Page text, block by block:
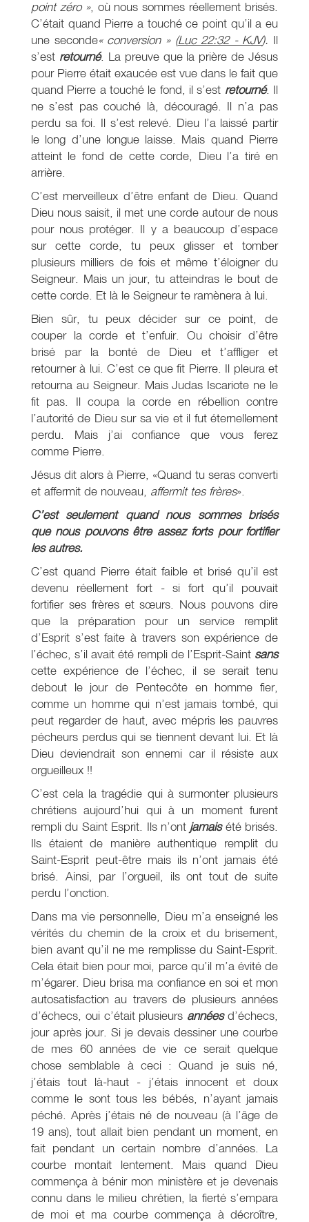
point zéro », où nous sommes réellement brisés.
C’était quand Pierre a touché ce point qu’il a eu
une seconde« conversion » (Luc 22:32 - KJV). Il
s’est retourné. La preuve que la prière de Jésus
pour Pierre était exaucée est vue dans le fait que
quand Pierre a touché le fond, il s’est retourné. Il
ne s’est pas couché là, découragé. Il n’a pas
perdu sa foi. Il s’est relevé. Dieu l’a laissé partir
le long d’une longue laisse. Mais quand Pierre
atteint le fond de cette corde, Dieu l’a tiré en
arrière.
C’est merveilleux d’être enfant de Dieu. Quand
Dieu nous saisit, il met une corde autour de nous
pour nous protéger. Il y a beaucoup d’espace
sur cette corde, tu peux glisser et tomber
plusieurs milliers de fois et même t’éloigner du
Seigneur. Mais un jour, tu atteindras le bout de
cette corde. Et là le Seigneur te ramènera à lui.
Bien sûr, tu peux décider sur ce point, de
couper la corde et t’enfuir. Ou choisir d’être
brisé par la bonté de Dieu et t’affliger et
retourner à lui. C’est ce que fit Pierre. Il pleura et
retourna au Seigneur. Mais Judas Iscariote ne le
fit pas. Il coupa la corde en rébellion contre
l’autorité de Dieu sur sa vie et il fut éternellement
perdu. Mais j’ai confiance que vous ferez
comme Pierre.
Jésus dit alors à Pierre, «Quand tu seras converti
et affermit de nouveau, affermit tes frères».
C’est seulement quand nous sommes brisés
que nous pouvons être assez forts pour fortifier
les autres.
C’est quand Pierre était faible et brisé qu’il est
devenu réellement fort - si fort qu’il pouvait
fortifier ses frères et sœurs. Nous pouvons dire
que la préparation pour un service remplit
d’Esprit s’est faite à travers son expérience de
l’échec, s’il avait été rempli de l’Esprit-Saint sans
cette expérience de l’échec, il se serait tenu
debout le jour de Pentecôte en homme fier,
comme un homme qui n’est jamais tombé, qui
peut regarder de haut, avec mépris les pauvres
pécheurs perdus qui se tiennent devant lui. Et là
Dieu deviendrait son ennemi car il résiste aux
orgueilleux !!
C’est cela la tragédie qui à surmonter plusieurs
chrétiens aujourd’hui qui à un moment furent
rempli du Saint Esprit. Ils n’ont jamaisété brisés.
Ils étaient de manière authentique remplit du
Saint-Esprit peut-être mais ils n’ont jamais été
brisé. Ainsi, par l’orgueil, ils ont tout de suite
perdu l’onction.
Dans ma vie personnelle, Dieu m’a enseigné les
vérités du chemin de la croix et du brisement,
bien avant qu’il ne me remplisse du Saint-Esprit.
Cela était bien pour moi, parce qu’il m’a évité de
m’égarer. Dieu brisa ma confiance en soi et mon
autosatisfaction au travers de plusieurs années
d’échecs, oui c’était plusieurs annéesd’échecs,
jour après jour. Si je devais dessiner une courbe
de mes 60 années de vie ce serait quelque
chose semblable à ceci : Quand je suis né,
j’étais tout là-haut - j’étais innocent et doux
comme le sont tous les bébés, n’ayant jamais
péché. Après j’étais né de nouveau (à l’âge de
19 ans), tout allait bien pendant un moment, en
fait pendant un certain nombre d’années. La
courbe montait lentement. Mais quand Dieu
commença à bénir mon ministère et je devenais
connu dans le milieu chrétien, la fierté s’empara
de moi et ma courbe commença à décroître,